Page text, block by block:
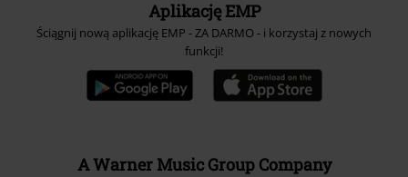
Aplikację EMP
Ściągnij nową aplikację EMP - ZA DARMO - i korzystaj z nowych
funkcji!
A Warner Music Group Company